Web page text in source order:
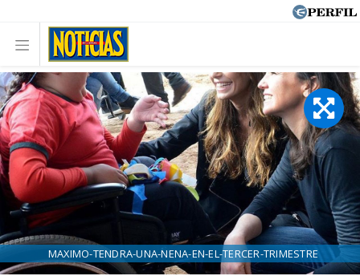
MAXIMO-TENDRA-UNA-NENA-EN-EL-TERCER-TRIMESTRE